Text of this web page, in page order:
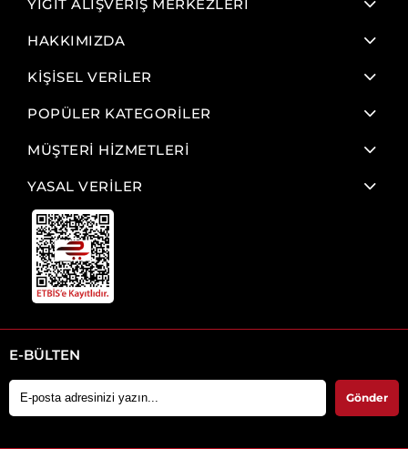
YİĞİT ALIŞVERİŞ MERKEZLERİ
HAKKIMIZDA
KİŞİSEL VERİLER
POPÜLER KATEGORİLER
MÜŞTERİ HİZMETLERİ
YASAL VERİLER
E-BÜLTEN
Gönder